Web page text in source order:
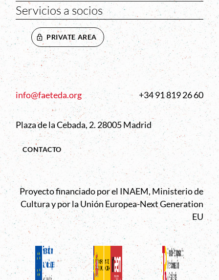
Servicios a socios
PRIVATE AREA
info@faeteda.org +34 91 819 26 60
Plaza de la Cebada, 2. 28005 Madrid
CONTACTO
Proyecto financiado por el INAEM, Ministerio de
Cultura y por la Unión Europea-Next Generation
EU